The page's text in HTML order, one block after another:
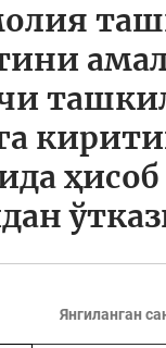
ҳисоб
Янгиланган